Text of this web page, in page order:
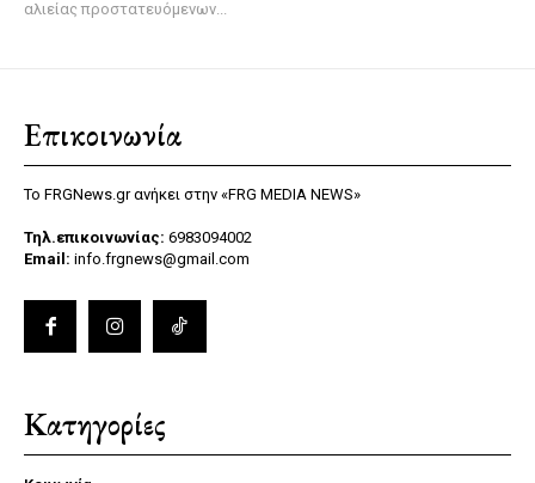
αλιείας προστατευόμενων...
Επικοινωνία
Το FRGNews.gr ανήκει στην «FRG MEDIA NEWS»
Τηλ.επικοινωνίας: 6983094002
Email: info.frgnews@gmail.com
Κατηγορίες